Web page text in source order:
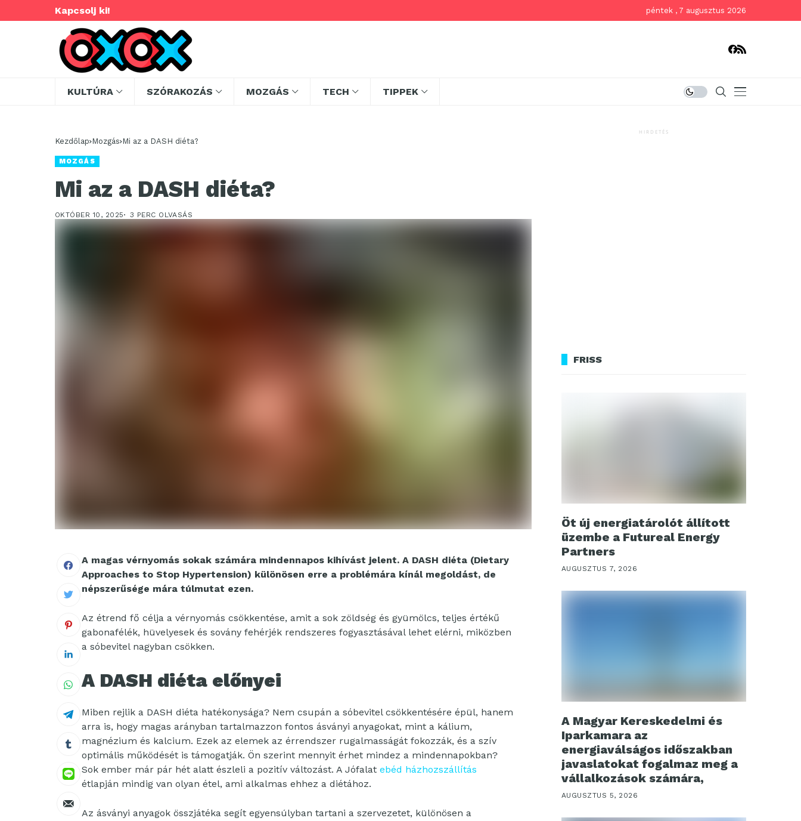
Kapcsolj ki! péntek , 7 augusztus 2026
KULTÚRA SZÓRAKOZÁS MOZGÁS TECH TIPPEK
Kezdőlap Mozgás Mi az a DASH diéta?
MOZGÁS
Mi az a DASH diéta?
OKTÓBER 10, 2025 3 PERC OLVASÁS
A magas vérnyomás sokak számára mindennapos kihívást jelent. A DASH diéta (Dietary
Approaches to Stop Hypertension) különösen erre a problémára kínál megoldást, de
népszerűsége mára túlmutat ezen.
Az étrend fő célja a vérnyomás csökkentése, amit a sok zöldség és gyümölcs, teljes értékű
gabonafélék, hüvelyesek és sovány fehérjék rendszeres fogyasztásával lehet elérni, miközben
a sóbevitel nagyban csökken.
A DASH diéta előnyei
Miben rejlik a DASH diéta hatékonysága? Nem csupán a sóbevitel csökkentésére épül, hanem
arra is, hogy magas arányban tartalmazzon fontos ásványi anyagokat, mint a kálium,
magnézium és kalcium. Ezek az elemek az érrendszer rugalmasságát fokozzák, és a szív
optimális működését is támogatják. Ön szerint mennyit érhet mindez a mindennapokban?
Sok ember már pár hét alatt észleli a pozitív változást. A Jófalat ebéd házhozszállítás
étlapján mindig van olyan étel, ami alkalmas ehhez a diétához.
Az ásványi anyagok összjátéka segít egyensúlyban tartani a szervezetet, különösen a
HIRDETÉS
FRISS
Öt új energiatárolót állított
üzembe a Futureal Energy
Partners
AUGUSZTUS 7, 2026
A Magyar Kereskedelmi és
Iparkamara az
energiaválságos időszakban
javaslatokat fogalmaz meg a
vállalkozások számára,
AUGUSZTUS 5, 2026